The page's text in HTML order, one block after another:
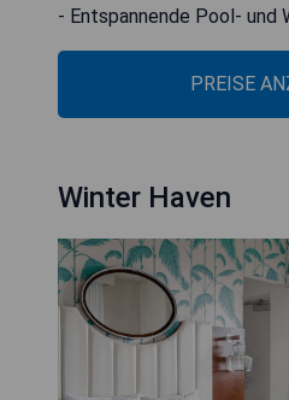
- Entspannende Pool- und
PREISE
Winter Haven